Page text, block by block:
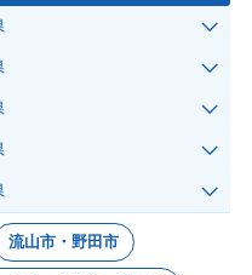
流山市・野田市